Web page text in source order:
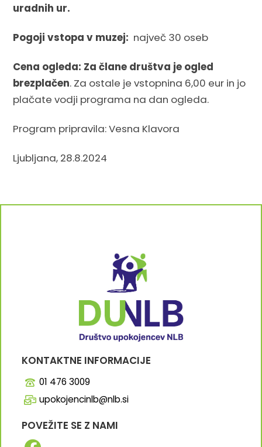
uradnih ur.
Pogoji vstopa v muzej: največ 30 oseb
Cena ogleda: Za člane društva je ogled
brezplačen. Za ostale je vstopnina 6,00 eur in jo
plačate vodji programa na dan ogleda.
Program pripravila: Vesna Klavora
Ljubljana, 28.8.2024
KONTAKTNE INFORMACIJE
01 476 3009
upokojencinlb@nlb.si
POVEŽITE SE Z NAMI